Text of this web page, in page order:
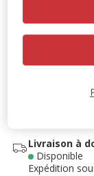
Options de
Retrait en
Voir la
Livraison à
Disponible
Expédition